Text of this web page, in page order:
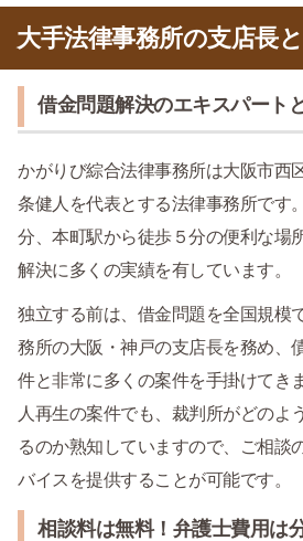
大手法律事務所の支店長
借金問題解決のエキスパート
かがりび綜合法律事務所は大阪市西
条健人を代表とする法律事務所です
分、本町駅から徒歩５分の便利な場
解決に多くの実績を有しています。
独立する前は、借金問題を全国規模
務所の大阪・神戸の支店長を務め、
件と非常に多くの案件を手掛けてき
人再生の案件でも、裁判所がどのよ
るのか熟知していますので、ご相談
バイスを提供することが可能です。
相談料は無料！弁護士費用は